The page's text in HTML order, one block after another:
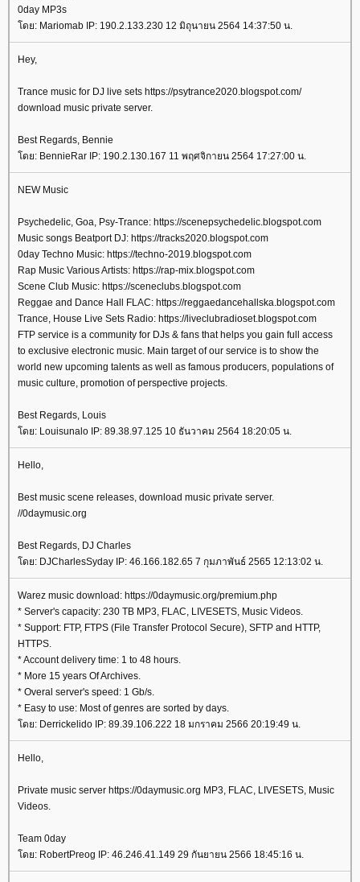
0day MP3s
ดย: Mariomab IP: 190.2.133.230 12 มิถุนายน 2564 14:37:50 น.
Hey,
Trance music for DJ live sets https://psytrance2020.blogspot.com/
download music private server.
Best Regards, Bennie
ดย: BennieRar IP: 190.2.130.167 11 พฤศจิกายน 2564 17:27:00 น.
NEW Music
Psychedelic, Goa, Psy-Trance: https://scenepsychedelic.blogspot.com
Music songs Beatport DJ: https://tracks2020.blogspot.com
0day Techno Music: https://techno-2019.blogspot.com
Rap Music Various Artists: https://rap-mix.blogspot.com
Scene Club Music: https://sceneclubs.blogspot.com
Reggae and Dance Hall FLAC: https://reggaedancehallska.blogspot.com
Trance, House Live Sets Radio: https://liveclubradioset.blogspot.com
FTP service is a community for DJs & fans that helps you gain full access
to exclusive electronic music. Main target of our service is to show the
world new upcoming talents as well as famous producers, populations of
music culture, promotion of perspective projects.
Best Regards, Louis
ดย: Louisunalo IP: 89.38.97.125 10 ธันวาคม 2564 18:20:05 น.
Hello,
Best music scene releases, download music private server.
//0daymusic.org
Best Regards, DJ Charles
ดย: DJCharlesSyday IP: 46.166.182.65 7 กุมภาพันธ์ 2565 12:13:02 น.
Warez music download: https://0daymusic.org/premium.php
* Server's capacity: 230 TB MP3, FLAC, LIVESETS, Music Videos.
* Support: FTP, FTPS (File Transfer Protocol Secure), SFTP and HTTP,
HTTPS.
* Account delivery time: 1 to 48 hours.
* More 15 years Of Archives.
* Overal server's speed: 1 Gb/s.
* Easy to use: Most of genres are sorted by days.
ดย: Derrickelido IP: 89.39.106.222 18 มกราคม 2566 20:19:49 น.
Hello,
Private music server https://0daymusic.org MP3, FLAC, LIVESETS, Music
Videos.
Team 0day
ดย: RobertPreog IP: 46.246.41.149 29 กันยายน 2566 18:45:16 น.